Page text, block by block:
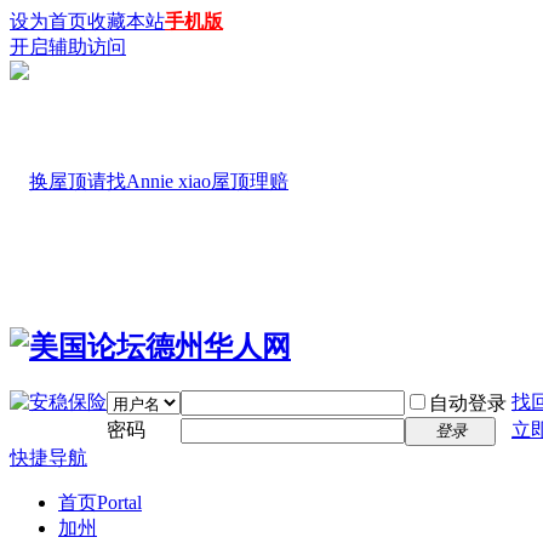
设为首页收藏本站手机版
开启辅助访问
自动登录 找
密码
登录
立
快捷导航
首页Portal
加州